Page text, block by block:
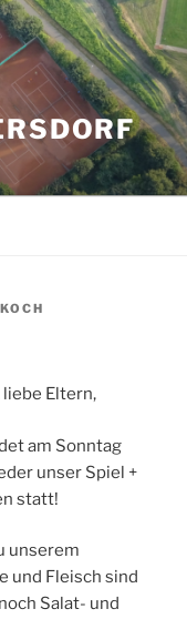
Eltern,
am Sonntag
unser Spiel +
statt!
unserem
und Fleisch sind
Salat- und